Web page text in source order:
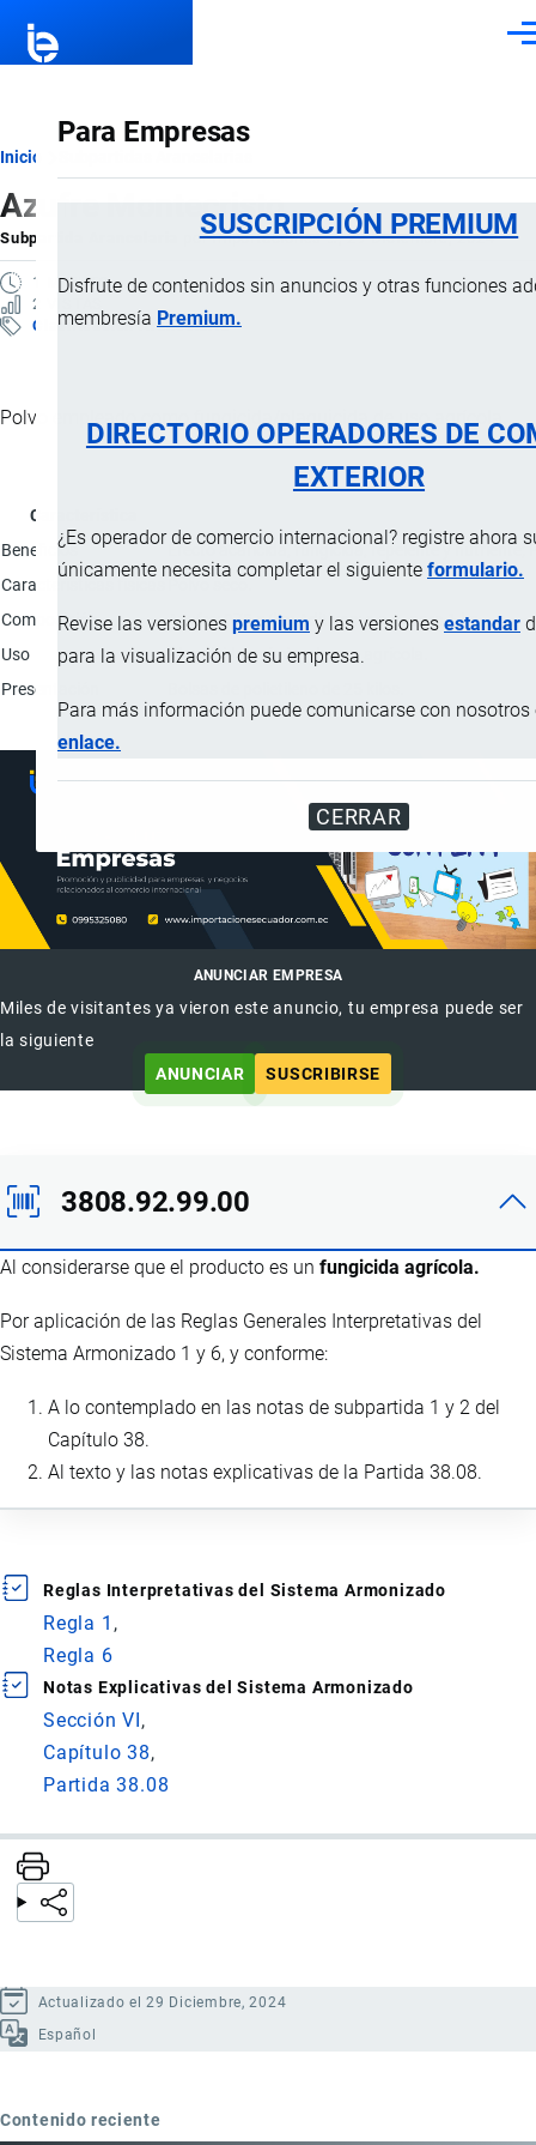
Para Empresas
SUSCRIPCIÓN PREMIUM
Disfrute de contenidos sin anuncios y otras funciones
membresía Premium.
DIRECTORIO OPERADORES DE
EXTERIOR
¿Es operador de comercio internacional? registre ahora
únicamente necesita completar el siguiente formulario.
Revise las versiones premium y las versiones estandar
para la visualización de su empresa.
Para más información puede comunicarse con nosotros
enlace.
CERRAR
Ruta
de
navegación
Inicio
Azufre Montecristo
Subpartida Arancelaria porImportaciones …, 29 Diciembre, 2024
1 MINUTO
2 VISTAS
Clasificación Arancelaria
Polvo empleado como fungicida/plaguicida de uso agrícola.
Característica
Beneficios
Efecto acaricida, fungicida, repelente y
Características físicas
Composición
Azufre: 975 g/kg; Aditivos: c.s.p. para 1 kg.
Uso
Plaguicida químico de uso agrícola.
Presentación
ANUNCIAR EMPRESA
Miles de visitantes ya vieron este anuncio, tu empresa puede ser
la siguiente
ANUNCIAR
SUSCRIBIRSE
3808.92.99.00
Al considerarse que el producto es un fungicida agrícola.
Por aplicación de las Reglas Generales Interpretativas del
Sistema Armonizado 1 y 6, y conforme:
A lo contemplado en las notas de subpartida 1 y 2 del
Capítulo 38.
Al texto y las notas explicativas de la Partida 38.08.
Reglas Interpretativas del Sistema Armonizado
Regla 1
Regla 6
Notas Explicativas del Sistema Armonizado
Sección VI
Capítulo 38
Partida 38.08
Actualizado el 29 Diciembre, 2024
Español
Contenido reciente